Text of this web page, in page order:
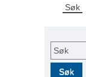
Søk
Søk
Søk